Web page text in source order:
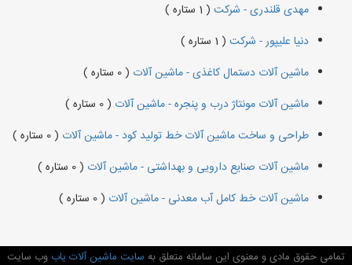
مهدی قلندری - شرکت ( 1 ستاره )
دنیا علیپور - شرکت ( 1 ستاره )
ماشین آلات دستمال کاغذی - ماشین آلات ( 0 ستاره )
ماشین آلات مونتاژ درب و پنجره - ماشین آلات ( 0 ستاره )
طراحی و ساخت ماشین آلات خط تولید کود - ماشین آلات ( 0 ستاره )
ماشین آلات صنایع دارویی و بهداشتی - ماشین آلات ( 0 ستاره )
ماشین آلات خط کامل آب معدنی - ماشین آلات ( 0 ستاره )
تمامی حقوق مادی و معنوی این سامانه متعلق به سایت ماشین آلات یاب وب سایت